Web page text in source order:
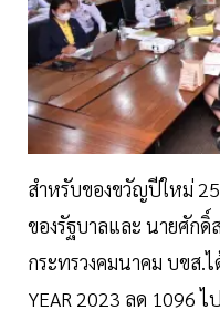
สำหรับของขวัญปีใหม่
ของรัฐบาลและ นายศักดิ์
กระทรวงคมนาคม บขส.ไ
YEAR 2023 ลด 1096